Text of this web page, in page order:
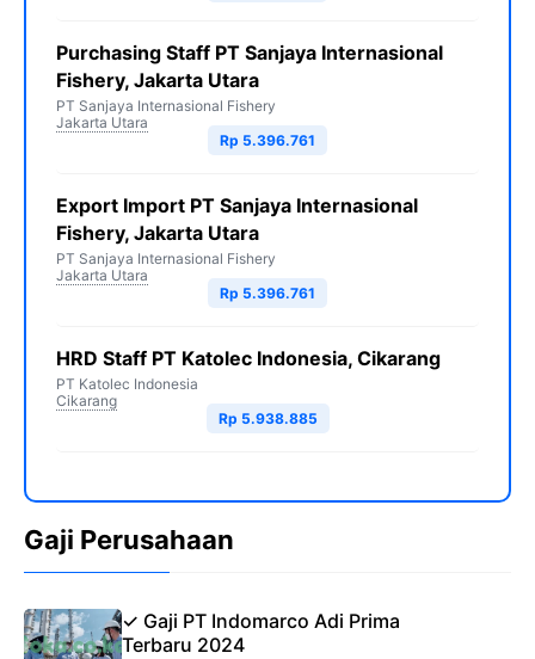
Purchasing Staff PT Sanjaya Internasional
Fishery, Jakarta Utara
PT Sanjaya Internasional Fishery
Jakarta Utara
Rp 5.396.761
Export Import PT Sanjaya Internasional
Fishery, Jakarta Utara
PT Sanjaya Internasional Fishery
Jakarta Utara
Rp 5.396.761
HRD Staff PT Katolec Indonesia, Cikarang
PT Katolec Indonesia
Cikarang
Rp 5.938.885
Gaji Perusahaan
✓ Gaji PT Indomarco Adi Prima
Terbaru 2024